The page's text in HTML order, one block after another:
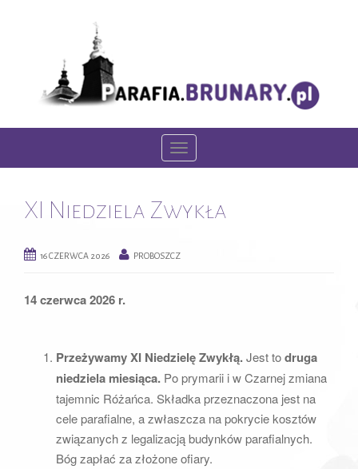
T
o
g
e
g
XI Niedziela Zwykła
16 CZERWCA 2026 PROBOSZCZ
14 czerwca 2026 r.
Przeżywamy XI Niedzielę Zwykłą.Jest todruga
niedziela miesiąca. Po prymarii i w Czarnej zmiana
tajemnic Różańca. Składka przeznaczona jest na
cele parafialne, a zwłaszcza na pokrycie kosztów
związanych z legalizacją budynków parafialnych.
Bóg zapłać za złożone ofiary.